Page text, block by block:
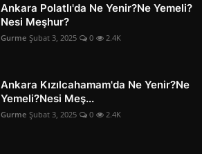
Ankara Polatlı'da Ne Yenir?Ne Yemeli?
Nesi Meşhur?
Gurme Şubat 3, 2025 0 2.4K
Ankara Kızılcahamam'da Ne Yenir?Ne
Yemeli?Nesi Meş...
Gurme Şubat 3, 2025 0 2.4K